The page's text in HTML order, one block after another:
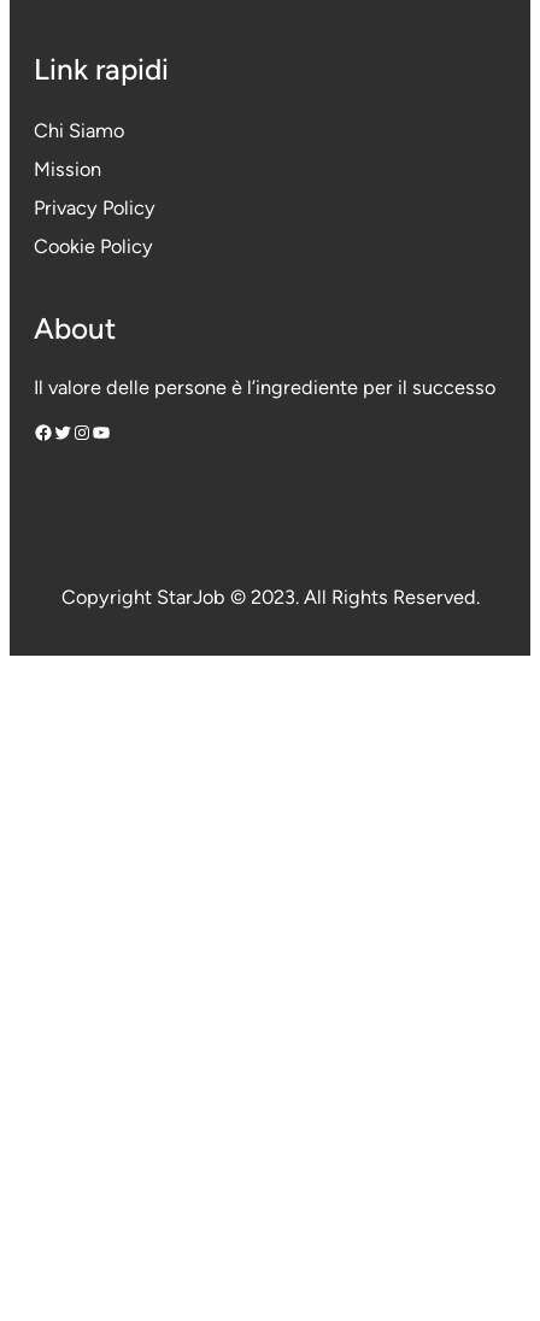
Link rapidi
Chi Siamo
Mission
Privacy Policy
Cookie Policy
About
Il valore delle persone è l’ingrediente per il successo
Facebook Twitter InstagramYouTube
Copyright StarJob © 2023. All Rights Reserved.